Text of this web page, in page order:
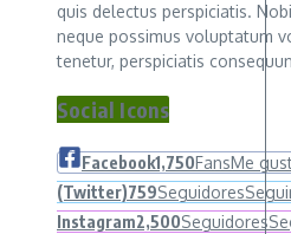
quis delectus perspiciatis.
neque possimus voluptatum
tenetur, perspiciatis
Social Icons
Facebook1,750FansMe
(Twitter)759Seguidores
Instagram2,500Seguidores